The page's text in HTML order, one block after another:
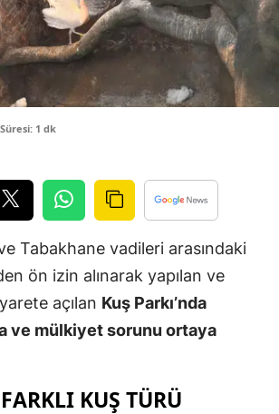
Bolu
Burdur
Bursa
Çorum
Diyarbakır
Edirne
1 dk
Tabakhane vadileri arasındaki
ön izin alınarak yapılan ve
açılan Kuş Parkı’nda
ve mülkiyet sorunu ortaya
KUŞ TÜRÜ